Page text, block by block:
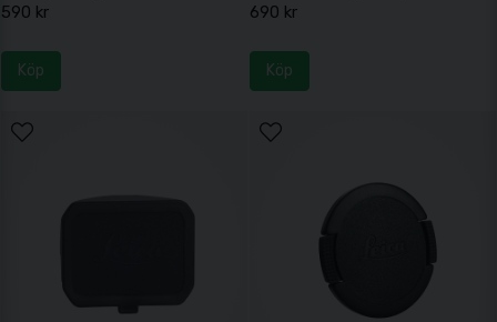
590 kr
Köp
690 kr
Köp